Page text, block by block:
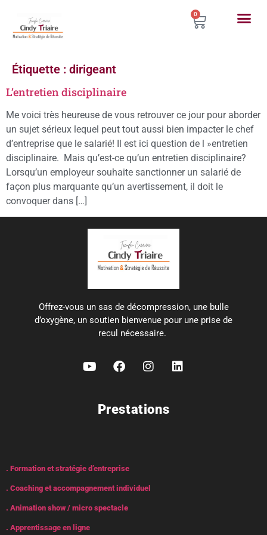
0
Étiquette : dirigeant
L’entretien disciplinaire
Me voici très heureuse de vous retrouver ce jour pour aborder
un sujet sérieux lequel peut tout aussi bien impacter le chef
d’entreprise que le salarié! Il est ici question de l »entretien
disciplinaire. Mais qu’est-ce qu’un entretien disciplinaire?
Lorsqu’un employeur souhaite sanctionner un salarié de
façon plus marquante qu’un avertissement, il doit le
convoquer dans […]
Offrez-vous un sas de décompression, une bulle
d’oxygène, un soutien bienvenue pour une prise de
recul nécessaire.
Prestations
. Formation et stratégie d’entreprise
. Coaching et accompagnement individuel
. Animation show / micro spectacle
. Apprentissage en ligne